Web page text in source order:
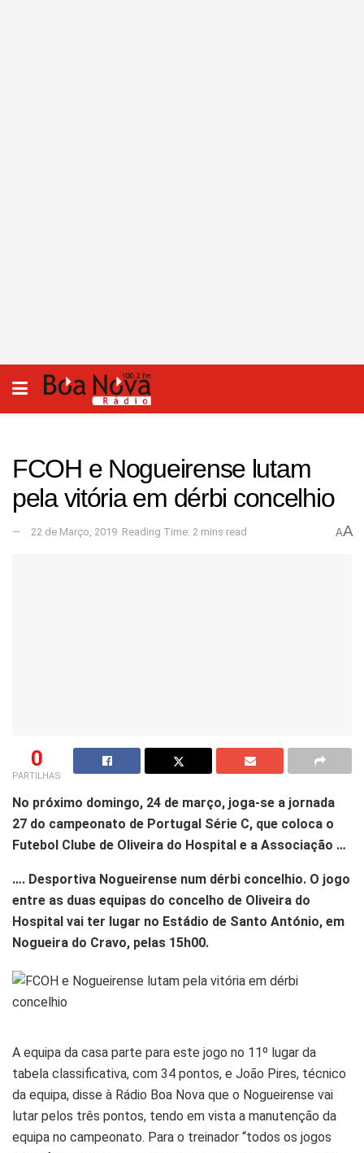
FCOH e Nogueirense lutam
pela vitória em dérbi concelhio
22 de Março, 2019 Reading Time: 2 mins read AA
0
PARTILHAS
No próximo domingo, 24 de março, joga-se a jornada
27 do campeonato de Portugal Série C, que coloca o
Futebol Clube de Oliveira do Hospital e a Associação …
…. Desportiva Nogueirense num dérbi concelhio. O jogo
entre as duas equipas do concelho de Oliveira do
Hospital vai ter lugar no Estádio de Santo António, em
Nogueira do Cravo, pelas 15h00.
A equipa da casa parte para este jogo no 11º lugar da
tabela classificativa, com 34 pontos, e João Pires, técnico
da equipa, disse à Rádio Boa Nova que o Nogueirense vai
lutar pelos três pontos, tendo em vista a manutenção da
equipa no campeonato. Para o treinador “todos os jogos